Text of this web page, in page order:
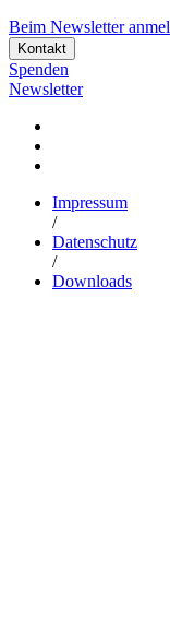
Beim Newsletter
Kontakt
Spenden
Newsletter
Impressum
/
Datenschutz
/
Downloads